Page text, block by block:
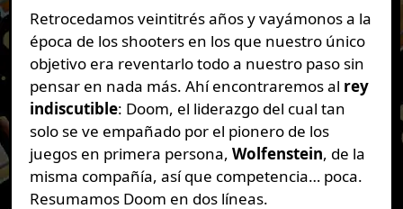
Retrocedamos veintitrés años y vayámonos a la
época de los shooters en los que nuestro único
objetivo era reventarlo todo a nuestro paso sin
pensar en nada más. Ahí encontraremos al rey
indiscutible: Doom, el liderazgo del cual tan
solo se ve empañado por el pionero de los
juegos en primera persona, Wolfenstein, de la
misma compañía, así que competencia… poca.
Resumamos Doom en dos líneas.